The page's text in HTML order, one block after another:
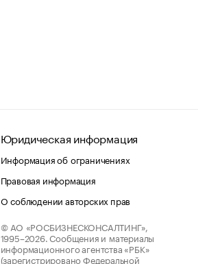
Юридическая информация
Информация об ограничениях
Правовая информация
О соблюдении авторских прав
© АО «РОСБИЗНЕСКОНСАЛТИНГ»,
1995–2026. Сообщения и материалы
информационного агентства «РБК»
(зарегистрировано Федеральной